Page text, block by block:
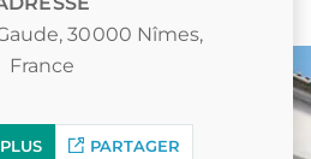
30000 Nîmes,
France
PARTAGER